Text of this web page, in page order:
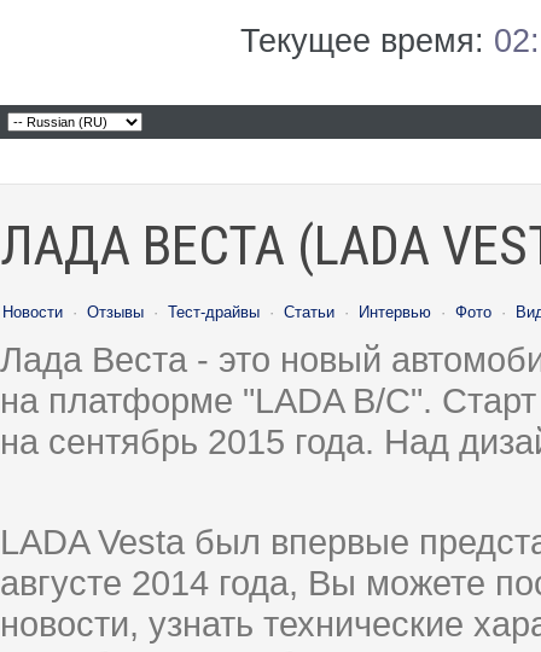
Текущее время:
ЛАДА ВЕСТА (LADA
Новости · Отзывы · Тест-драйвы · Статьи · Интервью · Фото ·
Лада Веста - это новый
на платформе "LADA B/C".
на сентябрь 2015 года. Над
LADA Vesta был впервые
августе 2014 года, Вы можете
новости, узнать технические